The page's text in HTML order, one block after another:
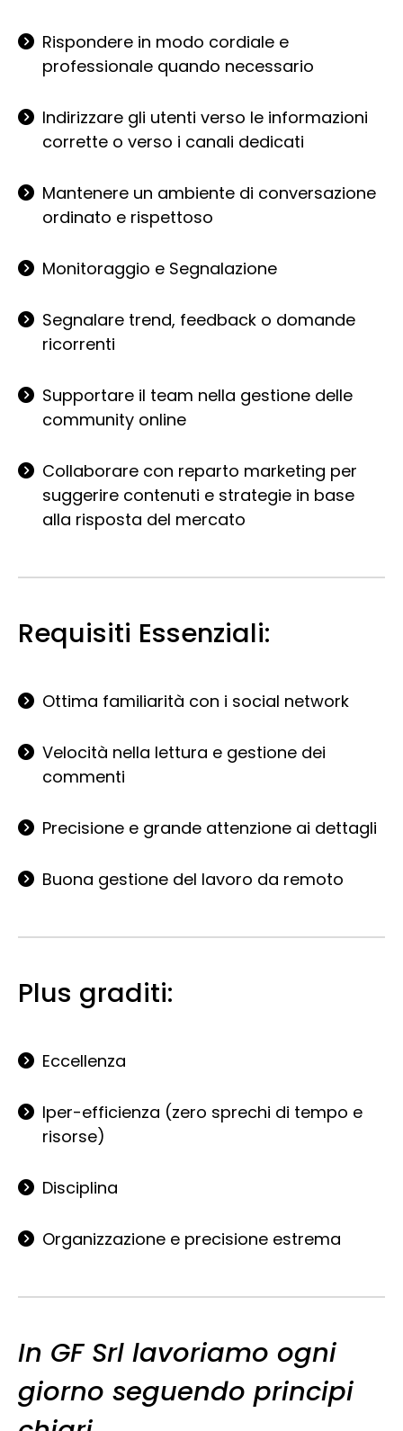
Rispondere in modo cordiale e
professionale quando necessario
Indirizzare gli utenti verso le informazioni
corrette o verso i canali dedicati
Mantenere un ambiente di conversazione
ordinato e rispettoso
Monitoraggio e Segnalazione
Segnalare trend, feedback o domande
ricorrenti
Supportare il team nella gestione delle
community online
Collaborare con reparto marketing per
suggerire contenuti e strategie in base
alla risposta del mercato
Requisiti Essenziali:
Ottima familiarità con i social network
Velocità nella lettura e gestione dei
commenti
Precisione e grande attenzione ai dettagli
Buona gestione del lavoro da remoto
Plus graditi:
Eccellenza
Iper-efficienza (zero sprechi di tempo e
risorse)
Disciplina
Organizzazione e precisione estrema
In GF Srl lavoriamo ogni
giorno seguendo principi